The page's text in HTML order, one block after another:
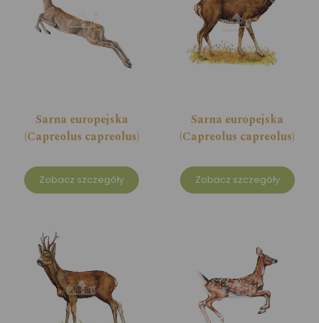
Sarna europejska
(Capreolus capreolus)
Zobacz szczegóły
Sarna europejska
(Capreolus capreolus)
Zobacz szczegóły